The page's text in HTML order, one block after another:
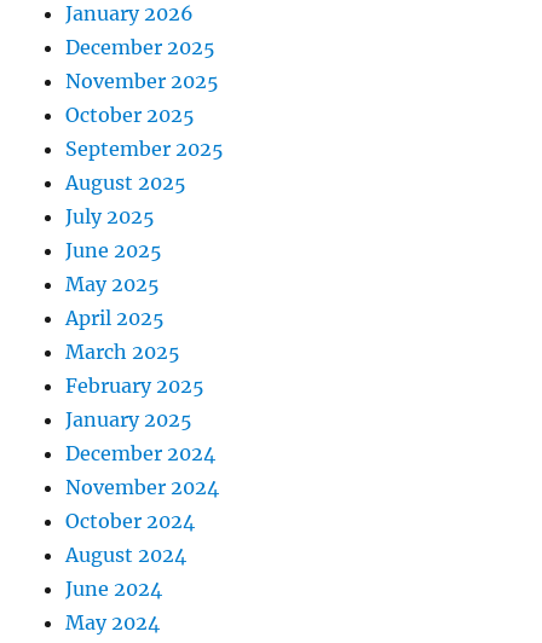
January 2026
December 2025
November 2025
October 2025
September 2025
August 2025
July 2025
June 2025
May 2025
April 2025
March 2025
February 2025
January 2025
December 2024
November 2024
October 2024
August 2024
June 2024
May 2024